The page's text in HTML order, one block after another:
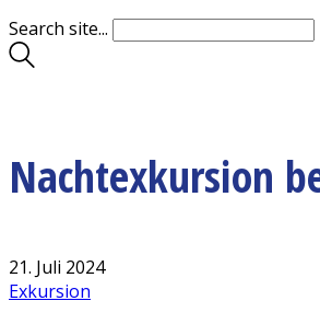
Search site...
Nachtexkursion
21. Juli 2024
Exkursion